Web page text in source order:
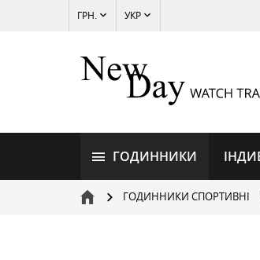
ГРН. УКР
ГОДИННИКИ
ГОДИННИКИ СПОРТИВНІ